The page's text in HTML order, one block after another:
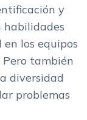
y
habilidades
los equipos
Pero también
diversidad
problemas